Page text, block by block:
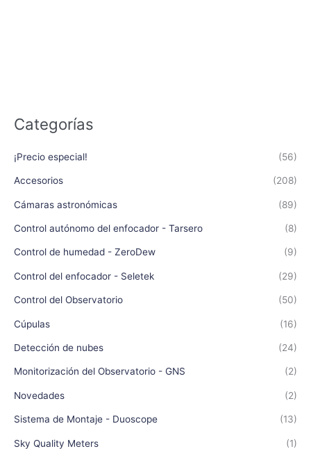
Categorías
¡Precio especial! (56)
Accesorios (208)
Cámaras astronómicas (89)
Control autónomo del enfocador - Tarsero (8)
Control de humedad - ZeroDew (9)
Control del enfocador - Seletek (29)
Control del Observatorio (50)
Cúpulas (16)
Detección de nubes (24)
Monitorización del Observatorio - GNS (2)
Novedades (2)
Sistema de Montaje - Duoscope (13)
Sky Quality Meters (1)